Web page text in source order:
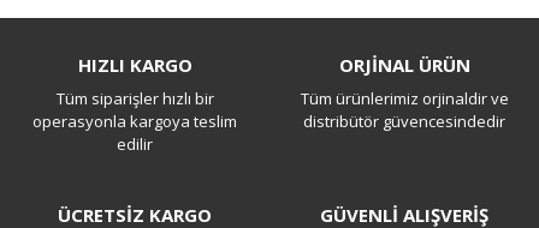
HIZLI KARGO
Tüm siparişler hızlı bir
operasyonla kargoya teslim
edilir
ORJİNAL ÜRÜN
Tüm ürünlerimiz orjinaldir ve
distribütör güvencesindedir
ÜCRETSİZ KARGO GÜVENLİ ALIŞVERİŞ